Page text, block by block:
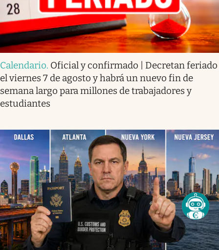
Calendario. Oficial y confirmado | Decretan feriado
el viernes 7 de agosto y habrá un nuevo fin de
semana largo para millones de trabajadores y
estudiantes